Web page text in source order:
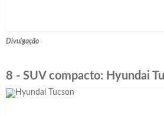
Divulgação
8 - SUV compacto: Hyundai